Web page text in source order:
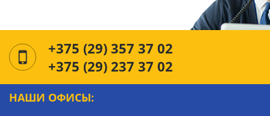
+375 (29) 357 37 02
+375 (29) 237 37 02
НАШИ ОФИСЫ: